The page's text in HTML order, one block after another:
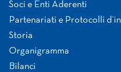
Soci e Enti Aderenti
Partenariati e Protocolli
Storia
Organigramma
Bilanci